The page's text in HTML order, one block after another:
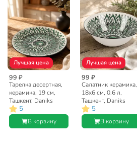
Лучшая цена
99 ₽
Тарелка десертная,
керамика, 19 см,
Ташкент, Daniks
5
В корзину
Лучшая цена
99 ₽
Салатник керамика,
18х6 см, 0.6 л,
Ташкент, Daniks
5
В корзину